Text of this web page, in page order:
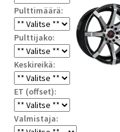
Pulttimäärä:
Pulttijako:
Keskireikä:
ET (offset):
Valmistaja: